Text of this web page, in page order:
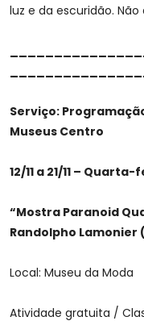
luz e da escuridão.
Serviço:
Museus Centro
12/11 a 21/11 –
“Mostra Paranoid
Randolpho Lamonier
Local: Museu da Moda
Atividade gratuita /